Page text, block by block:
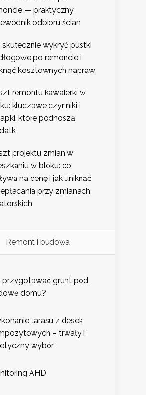
— praktyczny
odbioru ścian
skutecznie wykryć pustki
po remoncie i
kosztownych napraw
remontu kawalerki w
kluczowe czynniki i
które podnoszą
projektu zmian w
w bloku: co
na cenę i jak uniknąć
przy zmianach
Remont i budowa
przygotować grunt pod
domu?
tarasu z desek
– trwały i
wybór
AHD